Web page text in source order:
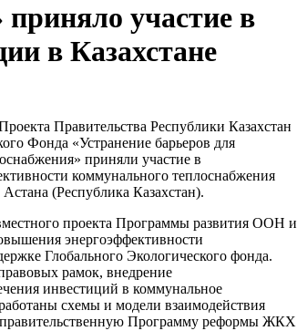
участие в
в Казахстане
Правительства Республики Казахстан
Фонда «Устранение барьеров для
приняли участие в
коммунального теплоснабжения
(Республика Казахстан).
проекта Программы развития ООН и
энергоэффективности
Глобального Экологического фонда.
рамок, внедрение
инвестиций в коммунальное
схемы и модели взаимодействия
правительственную Программу реформы ЖКХ